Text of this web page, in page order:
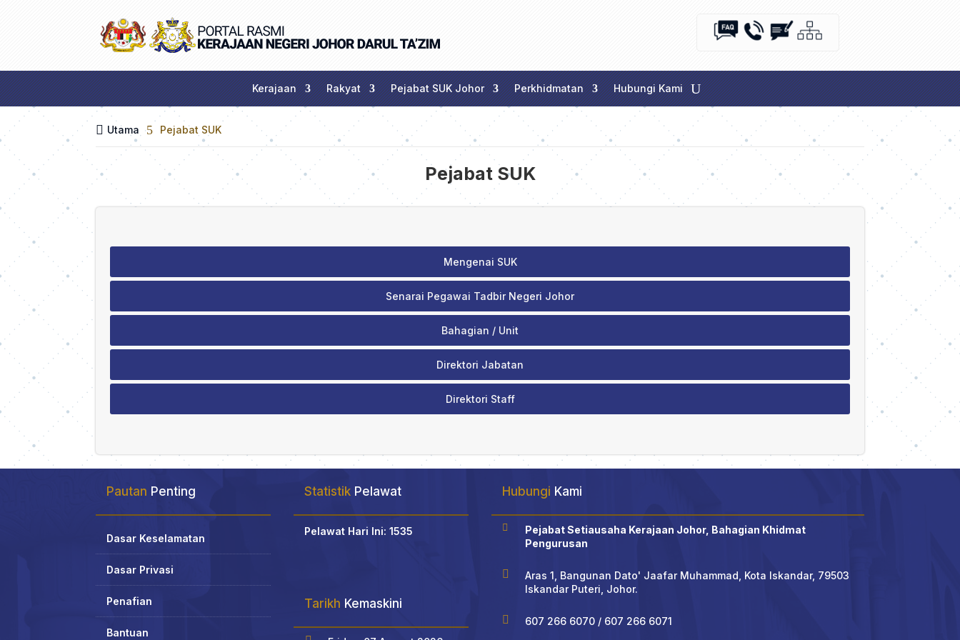
Kerajaan Rakyat Pejabat SUK Johor Perkhidmatan Hubungi Kami
 Utama 5 Pejabat SUK
Pejabat SUK
Mengenai SUK
Senarai Pegawai Tadbir Negeri Johor
Bahagian / Unit
Direktori Jabatan
Direktori Staff
Pautan Penting
Dasar Keselamatan
Dasar Privasi
Penafian
Bantuan
Statistik Pelawat
Pelawat Hari Ini: 1535
Tarikh Kemaskini
Hubungi Kami

Pejabat Setiausaha Kerajaan Johor, Bahagian Khidmat
Pengurusan

Aras 1, Bangunan Dato' Jaafar Muhammad, Kota Iskandar, 79503
Iskandar Puteri, Johor.
 607 266 6070 / 607 266 6071